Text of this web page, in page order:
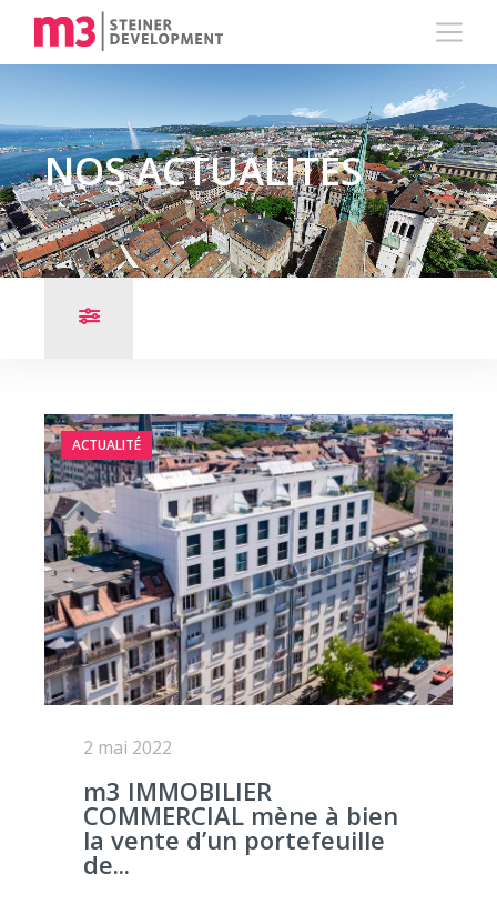
NOS ACTUALITÉS
ACTUALITÉ
2 mai 2022
m3 IMMOBILIER
COMMERCIAL mène à bien
la vente d’un portefeuille
de...